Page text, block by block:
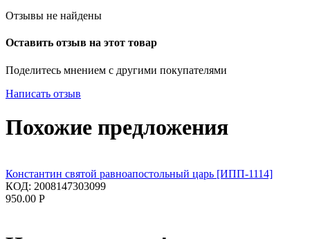
Отзывы не найдены
Оставить отзыв на этот товар
Поделитесь мнением с другими покупателями
Написать отзыв
Похожие предложения
Константин святой равноапостольный царь [ИПП-1114]
КОД: 2008147303099
950.00 Р